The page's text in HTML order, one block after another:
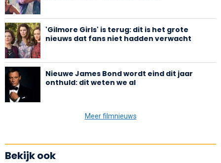
'Gilmore Girls' is terug: dit is het grote
nieuws dat fans niet hadden verwacht
Nieuwe James Bond wordt eind dit jaar
onthuld: dit weten we al
Meer filmnieuws
Bekijk ook